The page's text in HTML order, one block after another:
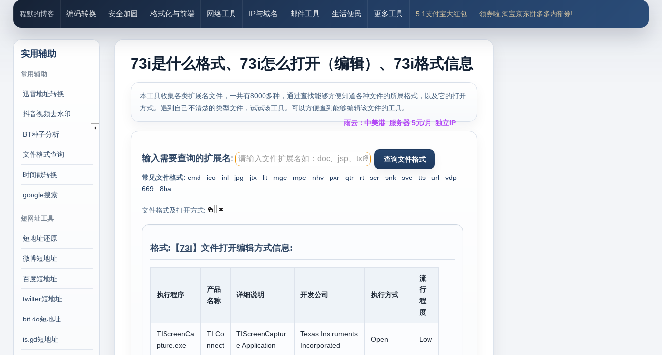
程默的博客 编码转换 安全加固 格式化与前端 网络工具 IP与域名 邮件工具 生活便民 更多工具 5.1支付宝大红包 领券啦,淘宝京东拼多多内部券!
实用辅助
常用辅助
迅雷地址转换
抖音视频去水印
BT种子分析
文件格式查询
时间戳转换
google搜索
短网址工具
短地址还原
微博短地址
百度短地址
twitter短地址
bit.do短地址
is.gd短地址
73i是什么格式、73i怎么打开（编辑）、73i格式信息
本工具收集各类扩展名文件，一共有8000多种，通过查找能够方便知道各种文件的所属格式，以及它的打开
方式。遇到自己不清楚的类型文件，试试该工具。可以方便查到能够编辑该文件的工具。
雨云：中美港_服务器 5元/月_独立IP
输入需要查询的扩展名:
常见文件格式: cmd ico inl jpg jtx lit mgc mpe nhv pxr qtr rt scr snk svc tts url
vdp
669
8ba
文件格式及打开方式:
格式:【73i 】文件打开编辑方式信息:
执行程序
产品
名称
详细说明 开发公司 执行方式
流
行
程
度
TIScreenCa
pture.exe
TI Co
nnect
TIScreenCaptur
e Application
Texas Instruments
Incorporated
Open Low